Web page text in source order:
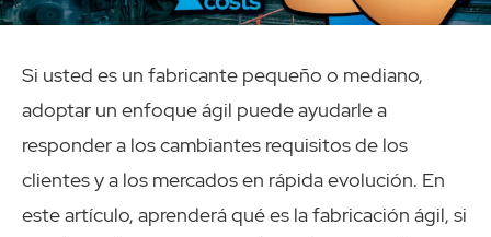
Si usted es un fabricante pequeño o mediano,
adoptar un enfoque ágil puede ayudarle a
responder a los cambiantes requisitos de los
clientes y a los mercados en rápida evolución. En
este artículo, aprenderá qué es la fabricación ágil, si